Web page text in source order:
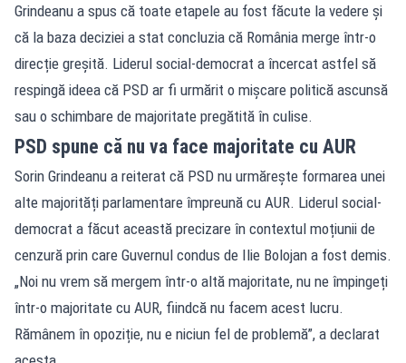
Grindeanu a spus că toate etapele au fost făcute la vedere și
că la baza deciziei a stat concluzia că România merge într-o
direcție greșită. Liderul social-democrat a încercat astfel să
respingă ideea că PSD ar fi urmărit o mișcare politică ascunsă
sau o schimbare de majoritate pregătită în culise.
PSD spune că nu va face majoritate cu AUR
Sorin Grindeanu a reiterat că PSD nu urmărește formarea unei
alte majorități parlamentare împreună cu AUR. Liderul social-
democrat a făcut această precizare în contextul moțiunii de
cenzură prin care Guvernul condus de Ilie Bolojan a fost demis.
„Noi nu vrem să mergem într-o altă majoritate, nu ne împingeți
într-o majoritate cu AUR, fiindcă nu facem acest lucru.
Rămânem în opoziție, nu e niciun fel de problemă”, a declarat